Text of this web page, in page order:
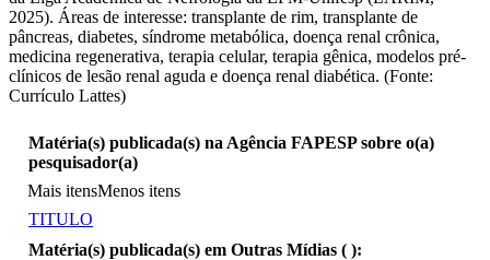
2025). Áreas de interesse: transplante de rim, transplante de
pâncreas, diabetes, síndrome metabólica, doença renal crônica,
medicina regenerativa, terapia celular, terapia gênica, modelos pré-
clínicos de lesão renal aguda e doença renal diabética. (Fonte:
Currículo Lattes)
Matéria(s) publicada(s) na Agência FAPESP sobre o(a)
pesquisador(a)
Mais itensMenos itens
TITULO
Matéria(s) publicada(s) em Outras Mídias ( ):